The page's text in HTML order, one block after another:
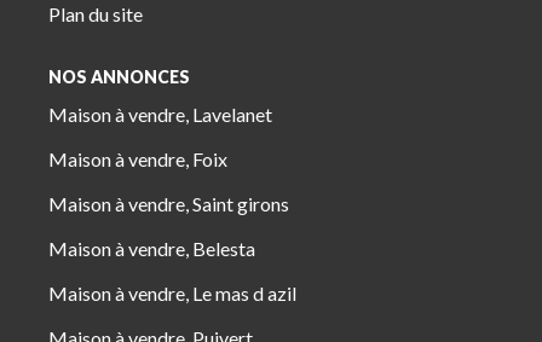
Plan du site
NOS ANNONCES
Maison à vendre, Lavelanet
Maison à vendre, Foix
Maison à vendre, Saint girons
Maison à vendre, Belesta
Maison à vendre, Le mas d azil